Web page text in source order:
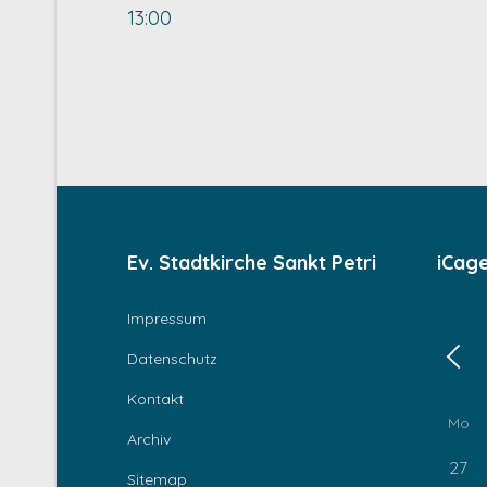
13:00
Ev. Stadtkirche Sankt Petri
Impressum
Datenschutz
Kontakt
Archiv
Sitemap
Mo
27